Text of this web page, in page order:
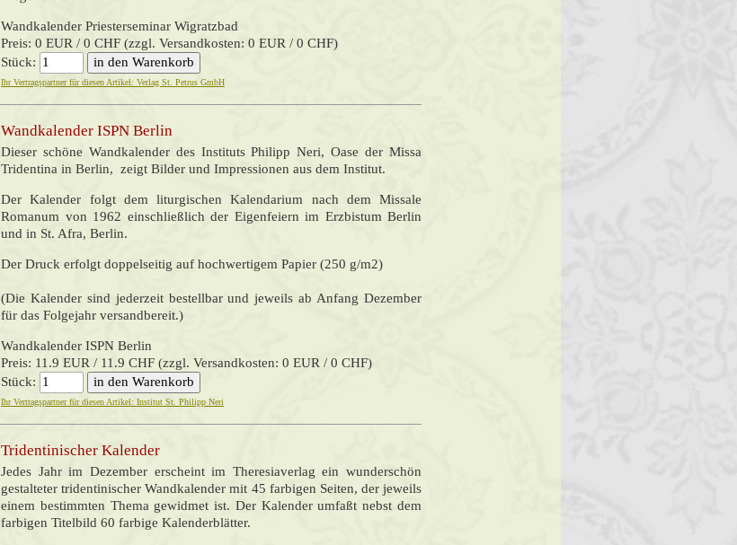
Wandkalender Priesterseminar Wigratzbad
Preis: 0 EUR / 0 CHF (zzgl. Versandkosten: 0 EUR / 0 CHF)
Stück:
Ihr Vertragspartner für diesen Artikel: Verlag St. Petrus GmbH
Wandkalender ISPN Berlin
Dieser schöne Wandkalender des Instituts Philipp Neri, Oase der Missa
Tridentina in Berlin, zeigt Bilder und Impressionen aus dem Institut.
Der Kalender folgt dem liturgischen Kalendarium nach dem Missale
Romanum von 1962 einschließlich der Eigenfeiern im Erzbistum Berlin
und in St. Afra, Berlin.
Der Druck erfolgt doppelseitig auf hochwertigem Papier (250 g/m2)
(Die Kalender sind jederzeit bestellbar und jeweils ab Anfang Dezember
für das Folgejahr versandbereit.)
Wandkalender ISPN Berlin
Preis: 11.9 EUR / 11.9 CHF (zzgl. Versandkosten: 0 EUR / 0 CHF)
Stück:
Ihr Vertragspartner für diesen Artikel: Institut St. Philipp Neri
Tridentinischer Kalender
Jedes Jahr im Dezember erscheint im Theresiaverlag ein wunderschön
gestalteter tridentinischer Wandkalender mit 45 farbigen Seiten, der jeweils
einem bestimmten Thema gewidmet ist. Der Kalender umfaßt nebst dem
farbigen Titelbild 60 farbige Kalenderblätter.